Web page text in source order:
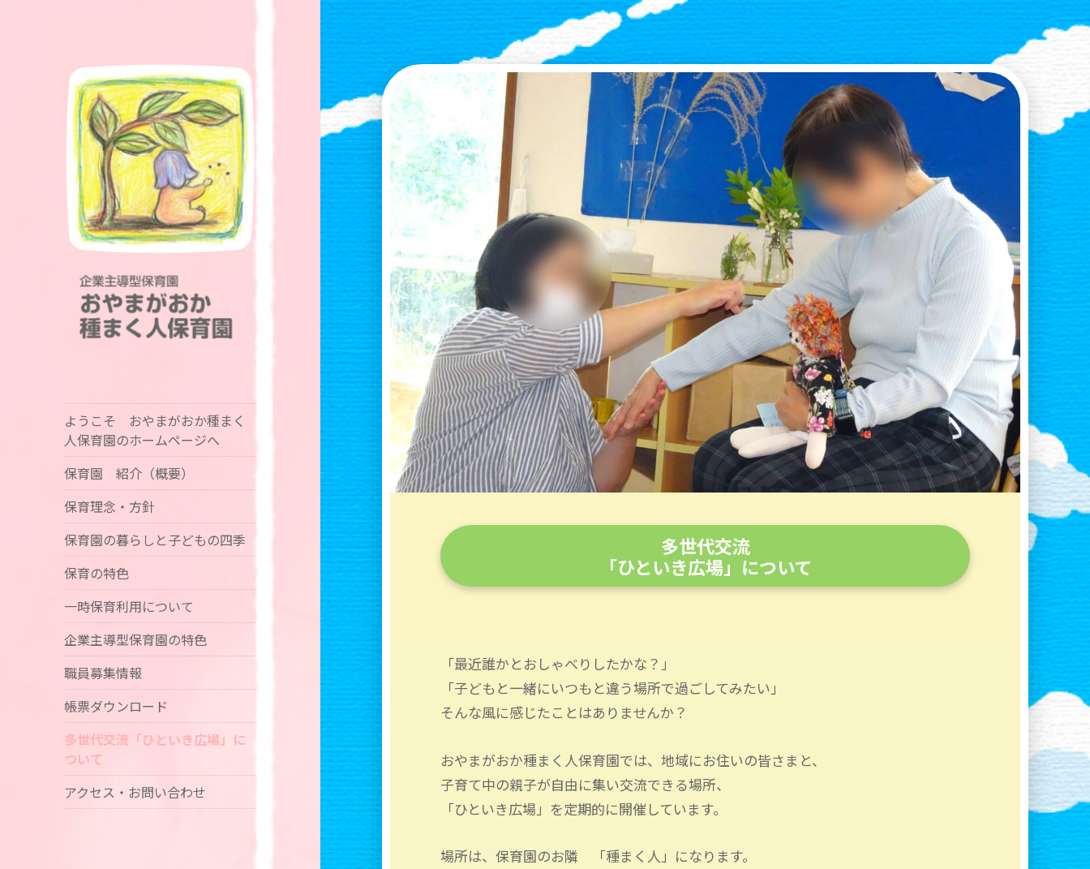
ようこそ おやまがおか種まく
人保育園のホームページへ
保育園 紹介（概要）
保育理念・方針
保育園の暮らしと子どもの四季
保育の特色
一時保育利用について
企業主導型保育園の特色
職員募集情報
帳票ダウンロード
多世代交流「ひといき広場」に
ついて
アクセス・お問い合わせ
多世代交流
「ひといき広場」について
「最近誰かとおしゃべりしたかな？」
「子どもと一緒にいつもと違う場所で過ごしてみたい」
そんな風に感じたことはありませんか？
おやまがおか種まく人保育園では、地域にお住いの皆さまと、
子育て中の親子が自由に集い交流できる場所、
「ひといき広場」を定期的に開催しています。
場所は、保育園のお隣 「種まく人」になります。